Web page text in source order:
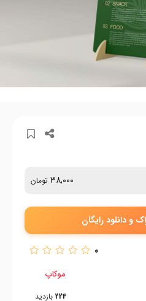
38,000 تومان
و دانلود رایگان
0
موکاپ
224 بازدید